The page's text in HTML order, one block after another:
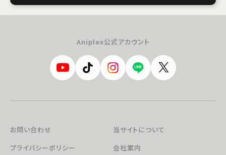
Aniplex公式アカウント
お問い合わせ
当サイトについて
プライバシーポリシー
会社案内